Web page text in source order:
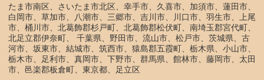
たま市南区、さいたま市北区、幸手市、久喜市、加須市、蓮田市、
白岡市、草加市、八潮市、三郷市、吉川市、川口市、羽生市、上尾
市、桶川市、北葛飾郡杉戸町、北葛飾郡松伏町、南埼玉郡宮代町、
北足立郡伊奈町、 千葉県、野田市、流山市、松戸市、茨城県、古
河市、坂東市、結城市、筑西市、猿島郡五霞町、栃木県、小山市、
栃木市、足利市、真岡市、下野市、群馬県、館林市、藤岡市、太田
市、邑楽郡板倉町、東京都、足立区